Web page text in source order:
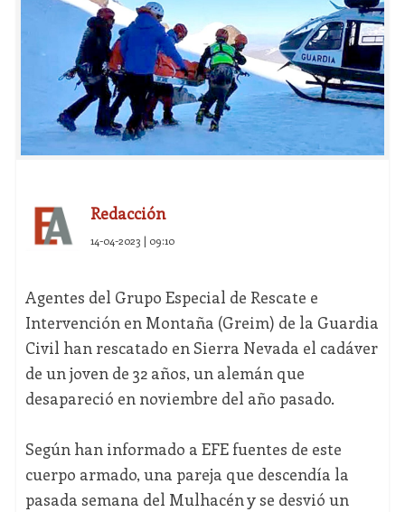
Redacción
14-04-2023 | 09:10
Agentes del Grupo Especial de Rescate e
Intervención en Montaña (Greim) de la Guardia
Civil han rescatado en Sierra Nevada el cadáver
de un joven de 32 años, un alemán que
desapareció en noviembre del año pasado.
Según han informado a EFE fuentes de este
cuerpo armado, una pareja que descendía la
pasada semana del Mulhacén y se desvió un